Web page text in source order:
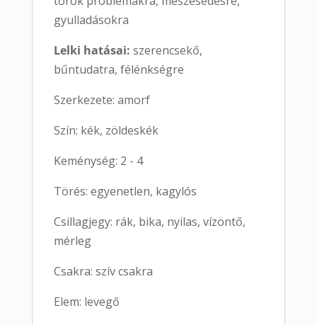
gyulladásokra
Lelki hatásai: szerencsekő,
bűntudatra, félénkségre
Szerkezete: amorf
Szín: kék, zöldeskék
Keménység: 2 - 4
Törés: egyenetlen, kagylós
Csillagjegy: rák, bika, nyilas, vízöntő,
mérleg
Csakra: szív csakra
Elem: levegő